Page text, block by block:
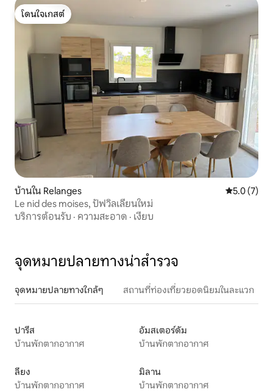
โดนใจเกสต์
โดนใจเกสต์
บ้านใน Relanges คะแนนเฉลี่
5.0 (7)
Le nid des moises, ปัฟวิลเลียนใหม่
บริการต้อนรับ · ความสะอาด · เงียบ
จุดหมายปลายทางน่าสำรวจ
จุดหมายปลายทางใกล้ๆ สถานที่ท่องเที่ยวยอดนิยมในละแวก
ปารีส
บ้านพักตากอากาศ
อัมสเตอร์ดัม
บ้านพักตากอากาศ
ลียง
บ้านพักตากอากาศ
มิลาน
บ้านพักตากอากาศ